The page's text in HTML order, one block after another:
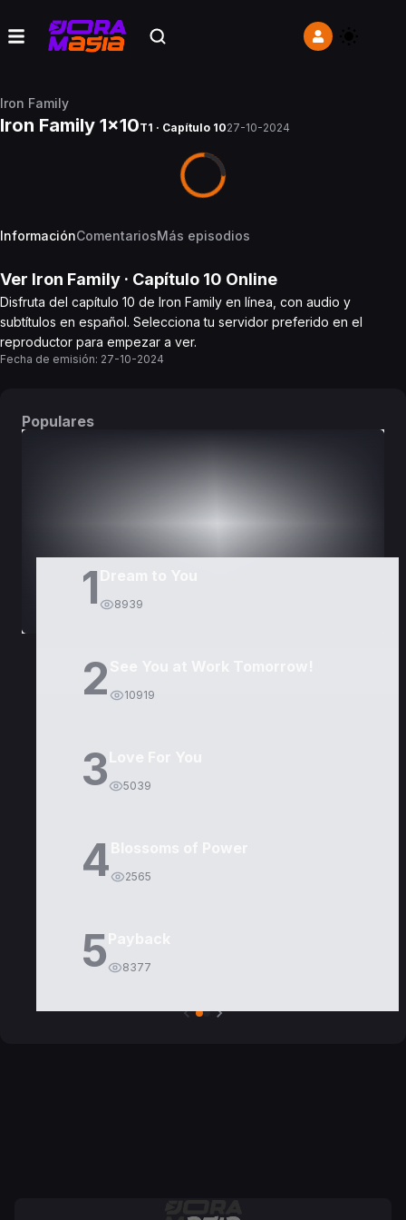
Iron Family
Iron Family 1x10T1 · Capítulo 1027-10-2024
InformaciónComentariosMás episodios
Ver Iron Family · Capítulo 10 Online
Disfruta del capítulo 10 de Iron Family en línea, con audio y
subtítulos en español. Selecciona tu servidor preferido en el
reproductor para empezar a ver.
Fecha de emisión: 27-10-2024
Populares
1 8939
2 10919
3 5039
4 2565
5 8377